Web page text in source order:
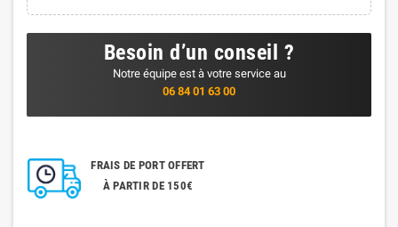
Besoin d’un conseil ?
Notre équipe est à votre service au
06 84 01 63 00
FRAIS DE PORT OFFERT
À PARTIR DE 150€